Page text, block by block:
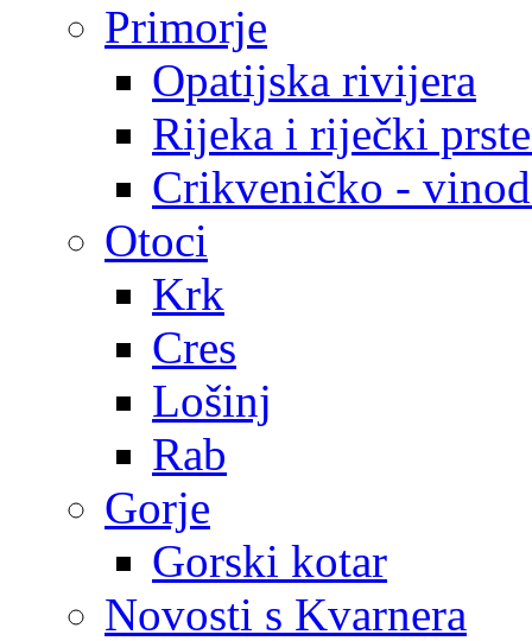
Primorje
Opatijska rivijera
Rijeka i riječki
Crikveničko -
Otoci
Krk
Cres
Lošinj
Rab
Gorje
Gorski kotar
Novosti s Kvarnera